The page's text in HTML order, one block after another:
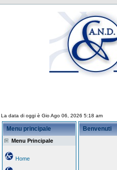
La data di oggi è Gio Ago 06, 2026 5:18 am
Menu principale
Menu Principale
Home
Benvenuti